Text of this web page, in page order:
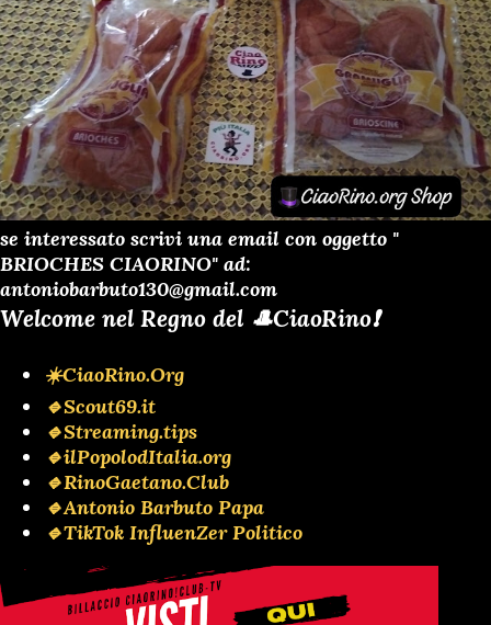
se interessato scrivi una email con oggetto "
BRIOCHES CIAORINO" ad:
antoniobarbuto130@gmail.com
Welcome nel Regno del 🎩CiaoRino❗️
☀️CiaoRino.Org
🔹Scout69.it
🔹Streaming.tips
🔹ilPopolodItalia.org
🔹RinoGaetano.Club
🔹Antonio Barbuto Papa
🔹TikTok InfluenZer Politico